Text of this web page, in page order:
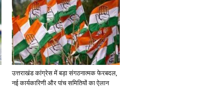
उत्तराखंड कांग्रेस में बड़ा संगठनात्मक फेरबदल,
नई कार्यकारिणी और पांच समितियों का ऐलान